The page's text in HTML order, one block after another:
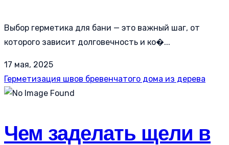
Выбор герметика для бани — это важный шаг, от
которого зависит долговечность и ко�...
17 мая, 2025
Герметизация швов бревенчатого дома из дерева
Чем заделать щели в